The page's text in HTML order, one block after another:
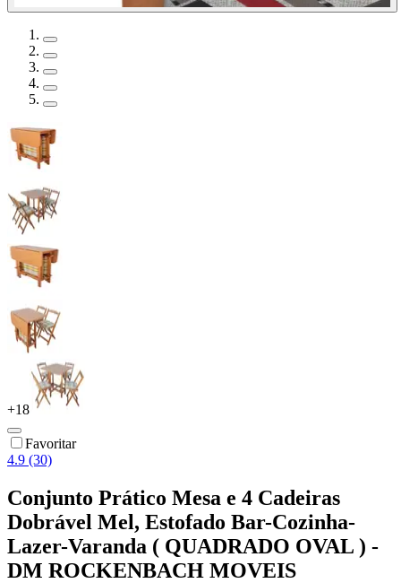
+18
Favoritar
4.9 (30)
Conjunto Prático Mesa e 4 Cadeiras
Dobrável Mel, Estofado Bar-Cozinha-
Lazer-Varanda ( QUADRADO OVAL ) -
DM ROCKENBACH MOVEIS